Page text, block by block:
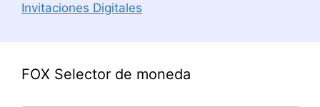
Invitaciones Digitales
FOX Selector de moneda